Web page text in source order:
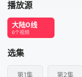
播放源
大陆0线
6个视频
选集
第1集 第2集